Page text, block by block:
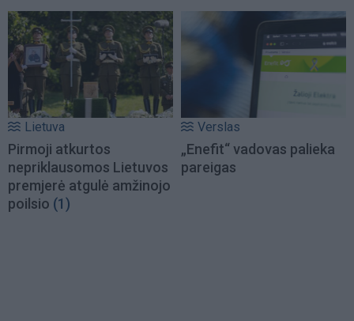
Lietuva
Pirmoji atkurtos
nepriklausomos Lietuvos
premjerė atgulė amžinojo
poilsio (1)
Verslas
„Enefit“ vadovas palieka
pareigas